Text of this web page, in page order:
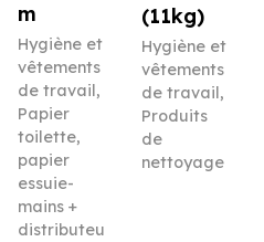
m
Hygiène et
vêtements
de travail,
Papier
toilette,
papier
essuie-
mains +
distributeu
(11kg)
Hygiène et
vêtements
de travail,
Produits
de
nettoyage